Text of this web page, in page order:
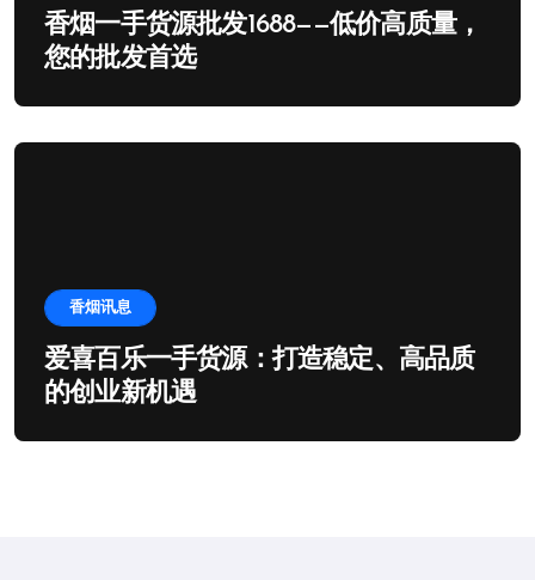
香烟一手货源批发1688——低价高质量，
您的批发首选
香烟讯息
爱喜百乐一手货源：打造稳定、高品质
的创业新机遇